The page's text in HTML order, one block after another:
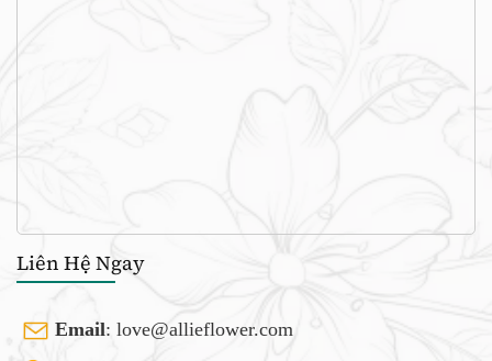
Liên Hệ Ngay
Email: love@allieflower.com